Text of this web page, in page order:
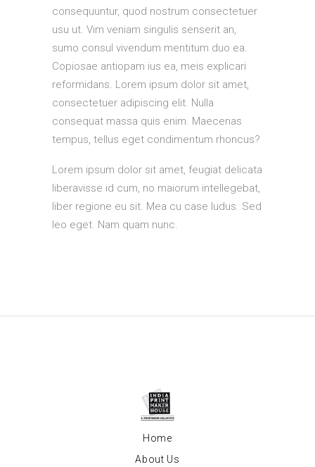
consequuntur, quod nostrum consectetuer
usu ut. Vim veniam singulis senserit an,
sumo consul vivendum mentitum duo ea.
Copiosae antiopam ius ea, meis explicari
reformidans. Lorem ipsum dolor sit amet,
consectetuer adipiscing elit. Nulla
consequat massa quis enim. Maecenas
tempus, tellus eget condimentum rhoncus?
Lorem ipsum dolor sit amet, feugiat delicata
liberavisse id cum, no maiorum intellegebat,
liber regione eu sit. Mea cu case ludus. Sed
leo eget. Nam quam nunc.
Home
About Us